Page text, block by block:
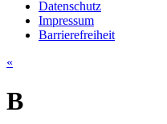
Datenschutz
Impressum
Barrierefreiheit
«
B